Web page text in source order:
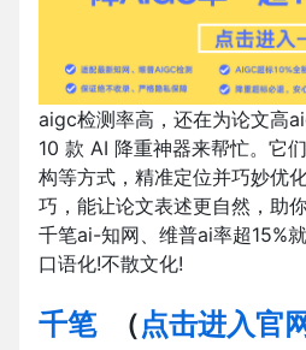
aigc检测率高，还在为论文高
10 款 AI 降重神器来帮忙。它
构等方式，精准定位并巧妙优
巧，能让论文表述更自然，助
千笔ai-知网、维普ai率超15%
口语化!不散文化!
千笔（点击进入官